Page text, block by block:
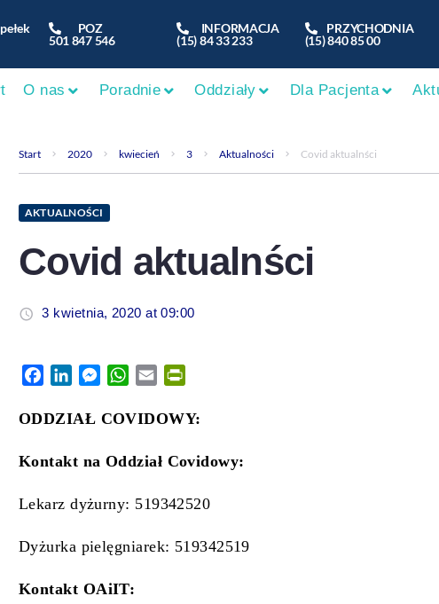
POZ
501 847 546
INFORMACJA
(15) 84 33 233
PRZYCHODNIA
(15) 840 85 00
O nas Poradnie Oddziały Dla Pacjenta
Start 2020 kwiecień 3 Aktualności Covid aktualnści
AKTUALNOŚCI
Covid aktualnści
3 kwietnia, 2020 at 09:00
FacebookLinkedInMessenger
WhatsApp
Email
ODDZIAŁ COVIDOWY:
Kontakt na Oddział Covidowy:
Lekarz dyżurny: 519342520
Dyżurka pielęgniarek: 519342519
Kontakt OAiIT: